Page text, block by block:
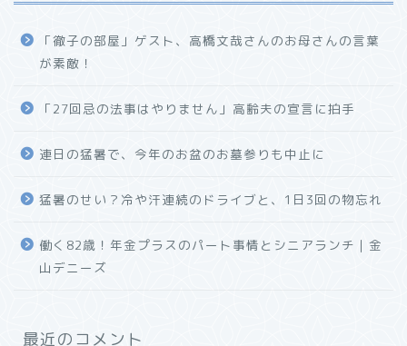
「徹子の部屋」ゲスト、高橋文哉さんのお母さんの言葉
が素敵！
「27回忌の法事はやりません」高齢夫の宣言に拍手
連日の猛暑で、今年のお盆のお墓参りも中止に
猛暑のせい？冷や汗連続のドライブと、1日3回の物忘れ
働く82歳！年金プラスのパート事情とシニアランチ｜金
山デニーズ
最近のコメント